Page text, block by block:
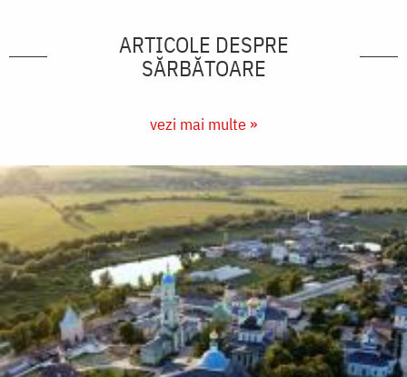
ARTICOLE DESPRE
SĂRBĂTOARE
vezi mai multe »